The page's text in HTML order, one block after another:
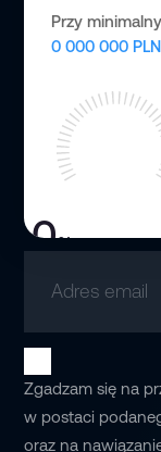
Przy
0 000 000 PLN
0%
Adres email
Zgadzam się na
w postaci
oraz na